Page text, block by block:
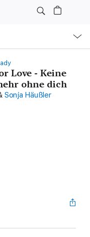
Love - Keine
ohne dich
Sonja Häußler